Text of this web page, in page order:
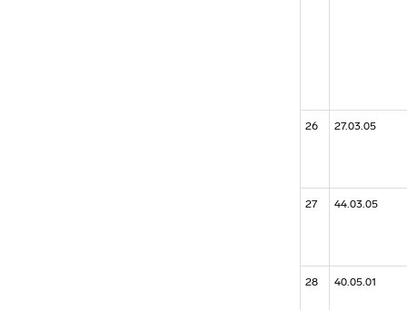
26 27.03.05
27 44.03.05
28 40.05.01